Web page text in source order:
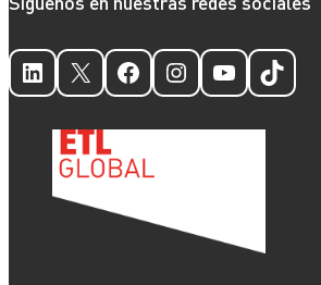
LinkedIn
X Facebook
Instagram
YouTube
TikTok